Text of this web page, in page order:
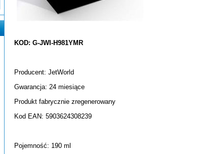
KOD: G-JWI-H981YMR
Producent: JetWorld
Gwarancja: 24 miesiące
Produkt fabrycznie zregenerowany
Kod EAN: 5903624308239
Pojemność: 190 ml